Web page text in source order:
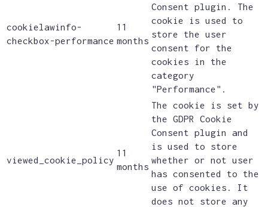
cookielawinfo-
checkbox-performance
11
months
Consent plugin. The
cookie is used to
store the user
consent for the
cookies in the
category
"Performance".
viewed_cookie_policy
11
months
The cookie is set by
the GDPR Cookie
Consent plugin and
is used to store
whether or not user
has consented to the
use of cookies. It
does not store any